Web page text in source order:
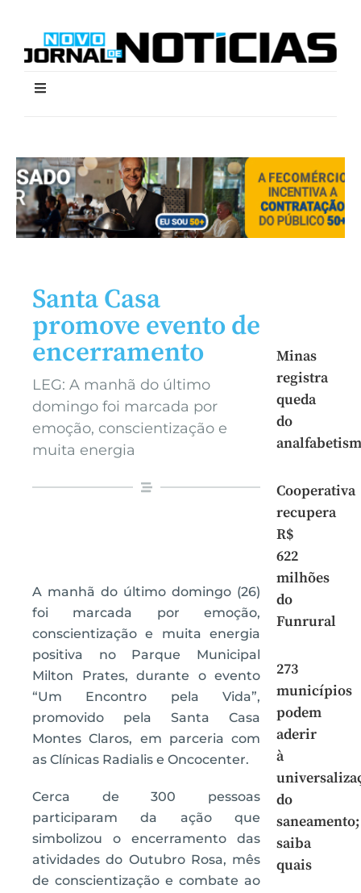
Santa Casa
promove evento de
encerramento
LEG: A manhã do último
domingo foi marcada por
emoção, conscientização e
muita energia
A manhã do último domingo (26)
foi marcada por emoção,
conscientização e muita energia
positiva no Parque Municipal
Milton Prates, durante o evento
“Um Encontro pela Vida”,
promovido pela Santa Casa
Montes Claros, em parceria com
as Clínicas Radialis e Oncocenter.
Cerca de 300 pessoas
participaram da ação que
simbolizou o encerramento das
atividades do Outubro Rosa, mês
de conscientização e combate ao
Minas
registra
queda
do
Cooperativa
recupera
R$
622
milhões
do
Funrural
273
municípios
podem
aderir
à
do
saneamento;
saiba
quais